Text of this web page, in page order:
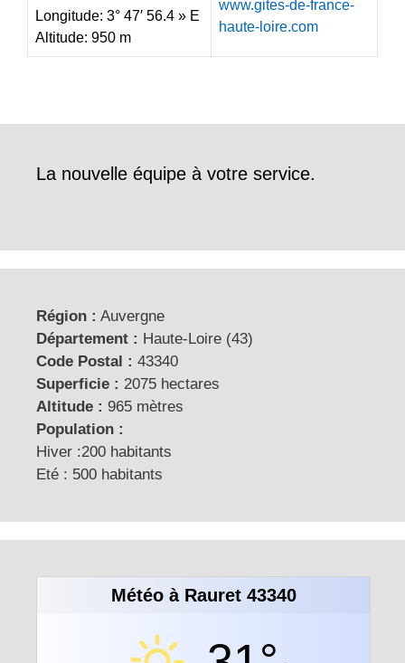
Longitude: 3° 47′ 56.4 » E
Altitude: 950 m
www.gites-de-france-
haute-loire.com
La nouvelle équipe à votre service.
Région : Auvergne
Département : Haute-Loire (43)
Code Postal : 43340
Superficie : 2075 hectares
Altitude : 965 mètres
Population :
Hiver :200 habitants
Eté : 500 habitants
Météo à Rauret 43340